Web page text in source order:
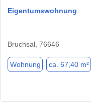
Eigentumswohnung
Bruchsal, 76646
Wohnung ca. 67,40 m²